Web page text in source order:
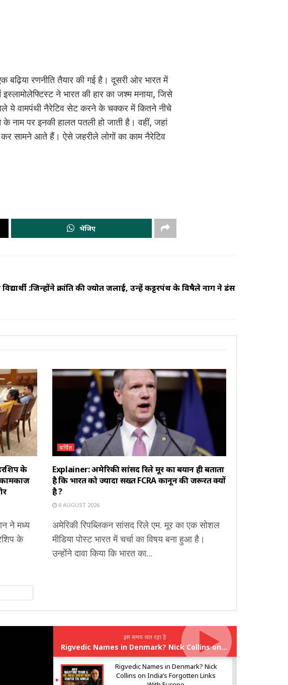
बढ़िया रणनीति तैयार की गई है। दूसरी ओर भारत में
ने भारत की हार का जश्म मनाया, जिसे
ये वामपंथी नैरेटिव सेट करने के चक्कर में कितने नीचे
नाम पर इनकी हालत पतली हो जाती है। वहीं, जहां
सामने आते हैं। ऐसे जहरीले लोगों का काम नैरेटिव
भेजिए
:जिन्होंने क्रांति की ज्योत जलाई, उन्हें कट्टरपंथ के विषैले नाग ने डंस
के
ने मध्य
के
चर्चित
Explainer: अमेरिकी सांसद रिले मूर का बयान ही बताता
है कि भारत को ज्यादा सख्त FCRA कानून की जरूरत क्यों
है ?
6 AUGUST 2026
अमेरिकी रिपब्लिकन सांसद रिले एम. मूर का एक सोशल
मीडिया पोस्ट भारत में चर्चा का विषय बना हुआ है।
उन्होंने दावा किया कि भारत का...
इस समय चल रहा है
Rigvedic Names in Denmark? Nick Collins on India’s Forgotten Links With Europe
Rigvedic Names in Denmark? Nick
Collins on India’s Forgotten Links